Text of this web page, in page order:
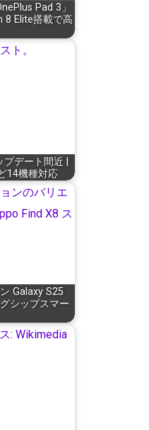
Pad 3」
8 Elite搭載で高
デート間近 |
14機種対応
Galaxy S25
シップスマー